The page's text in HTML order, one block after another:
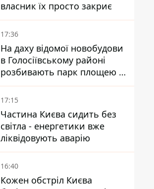
власник їх просто закриє
17:36
На даху відомої новобудови
в Голосіївському районі
розбивають парк площею в
гектар
17:15
Частина Києва сидить без
світла - енергетики вже
ліквідовують аварію
16:40
Кожен обстріл Києва